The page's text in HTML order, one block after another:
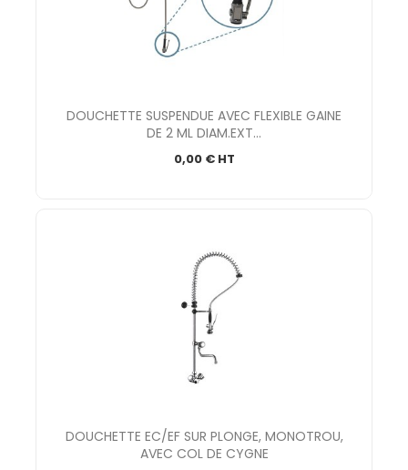
DOUCHETTE SUSPENDUE AVEC FLEXIBLE GAINE
DE 2 ML DIAM.EXT...
0,00 € HT
DOUCHETTE EC/EF SUR PLONGE, MONOTROU,
AVEC COL DE CYGNE